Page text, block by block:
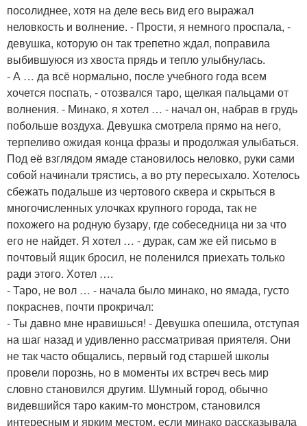
посолиднее, хотя на деле весь вид его выражал
неловкость и волнение. - Прости, я немного проспала, -
девушка, которую он так трепетно ждал, поправила
выбившуюся из хвоста прядь и тепло улыбнулась.
- А … да всё нормально, после учебного года всем
хочется поспать, - отозвался таро, щелкая пальцами от
волнения. - Минако, я хотел … - начал он, набрав в грудь
побольше воздуха. Девушка смотрела прямо на него,
терпеливо ожидая конца фразы и продолжая улыбаться.
Под её взглядом ямаде становилось неловко, руки сами
собой начинали трястись, а во рту пересыхало. Хотелось
сбежать подальше из чертового сквера и скрыться в
многочисленных улочках крупного города, так не
похожего на родную бузару, где собеседница ни за что
его не найдет. Я хотел … - дурак, сам же ей письмо в
почтовый ящик бросил, не поленился приехать только
ради этого. Хотел ….
- Таро, не вол … - начала было минако, но ямада, густо
покраснев, почти прокричал:
- Ты давно мне нравишься! - Девушка опешила, отступая
на шаг назад и удивленно рассматривая приятеля. Они
не так часто общались, первый год старшей школы
провели порознь, но в моменты их встреч весь мир
словно становился другим. Шумный город, обычно
видевшийся таро каким-то монстром, становился
интересным и ярким местом, если минако рассказывала